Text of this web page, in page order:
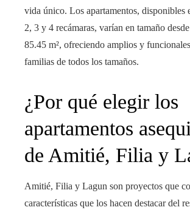
vida único. Los apartamentos, disponibles
2, 3 y 4 recámaras, varían en tamaño
85.45 m², ofreciendo amplios y
familias de todos los tamaños.
¿Por qué elegir los
apartamentos
de Amitié, Filia y
Amitié, Filia y Lagun son proyectos que
características que los hacen destacar del